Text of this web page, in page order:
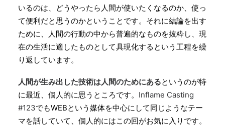
いるのは、どうやったら人間が使いたくなるのか、使っ
て便利だと思うのかということです。それに結論を出す
ために、人間の行動の中から普遍的なものを抜粋し、現
在の生活に適したものとして具現化するという工程を繰
り返しています。
人間が生み出した技術は人間のためにあるというのが特
に最近、個人的に思うところです。 Inflame Casting
#123でもWEBという媒体を中心にして同じようなテー
マを話していて、個人的にはこの回がお気に入りです。